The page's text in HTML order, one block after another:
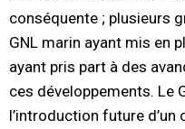
conséquente ; plusieurs
GNL marin ayant mis en
ayant pris part à des
ces développements. Le
l’introduction future